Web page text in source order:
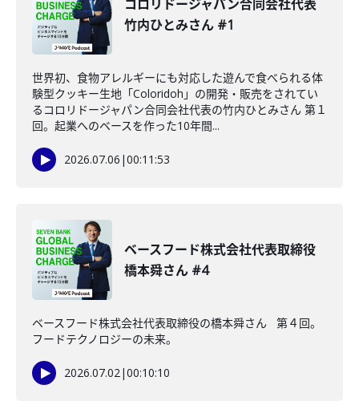
コロリドージャパン合同会社代表
竹内ひとみさん #1
世界初、食物アレルギーにも対応した遊んで食べられる体
験型クッキー生地「Coloridoh」の開発・販売をされてい
るコロリドージャパン合同会社代表の竹内ひとみさん 第１
回。起業へのベースを作った10年間...
2026.07.06 |00:11:53
ベースフード株式会社代表取締役
橋本舜さん #4
ベースフード株式会社代表取締役の橋本舜さん 第４回。
フードテクノロジーの未来。
2026.07.02|00:10:10